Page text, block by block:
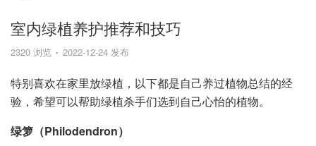
室内绿植养护推荐和技巧
2320 浏览 2022-12-24 发布
特别喜欢在家里放绿植，以下都是自己养过植物总结的经
验，希望可以帮助绿植杀手们选到自己心怡的植物。
绿箩（Philodendron）